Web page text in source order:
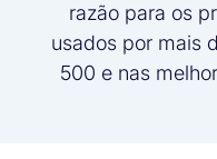
razão para os
usados por mais
500 e nas